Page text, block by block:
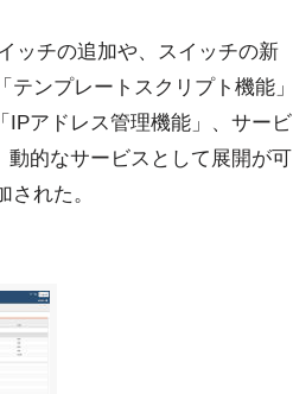
ッチの追加や、スイッチの新
ンプレートスクリプト機能」
IPアドレス管理機能」、サービ
的なサービスとして展開が可
れた。